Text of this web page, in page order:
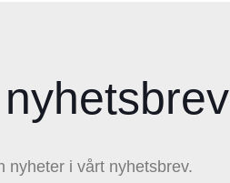
nyheter i vårt nyhetsbrev.